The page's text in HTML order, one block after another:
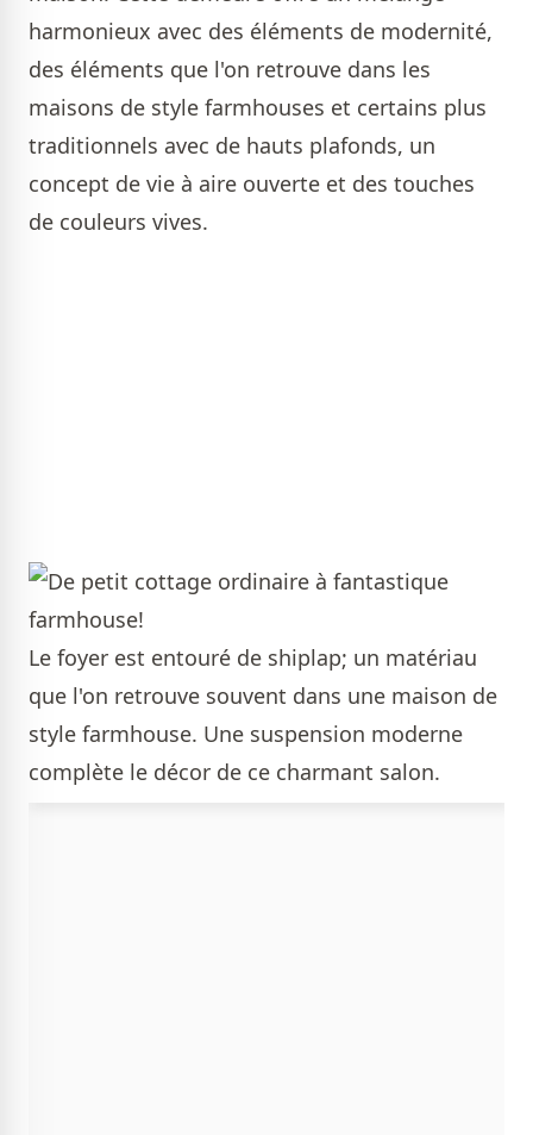
harmonieux avec des éléments de modernité,
des éléments que l'on retrouve dans les
maisons de style farmhouses et certains plus
traditionnels avec de hauts plafonds, un
concept de vie à aire ouverte et des touches
de couleurs vives.
Le foyer est entouré de shiplap; un matériau
que l'on retrouve souvent dans une maison de
style farmhouse. Une suspension moderne
complète le décor de ce charmant salon.